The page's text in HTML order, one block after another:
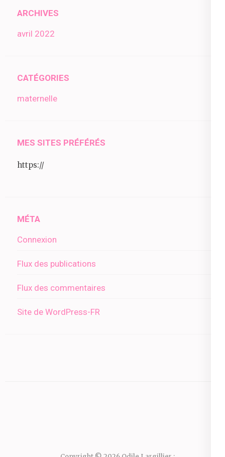
ARCHIVES
avril 2022
CATÉGORIES
maternelle
MES SITES PRÉFÉRÉS
https://
MÉTA
Connexion
Flux des publications
Flux des commentaires
Site de WordPress-FR